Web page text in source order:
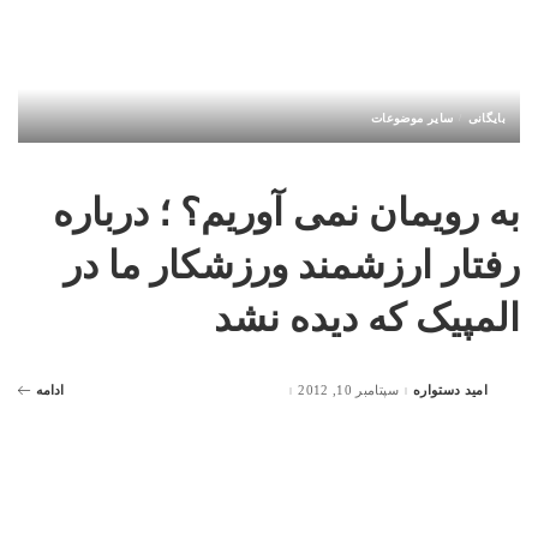
بایگانی سایر موضوعات
به رویمان نمی آوریم؟ ؛ درباره
رفتار ارزشمند ورزشکار ما در
المپیک که دیده نشد
Postedامید دستواره سپتامبر 10, 2012 ادامه